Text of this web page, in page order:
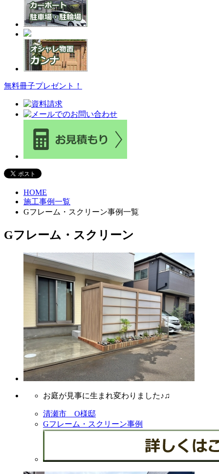
無料冊子プレゼント！
HOME
施工事例一覧
Gフレーム・スクリーン事例一覧
Gフレーム・スクリーン
お庭が見事に生まれ変わりました♪♫
清瀬市 O様邸
Gフレーム・スクリーン事例